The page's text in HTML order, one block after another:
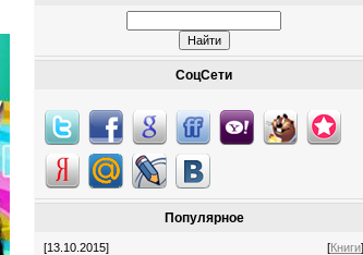
СоцСети
Популярное
[13.10.2015] [Книги